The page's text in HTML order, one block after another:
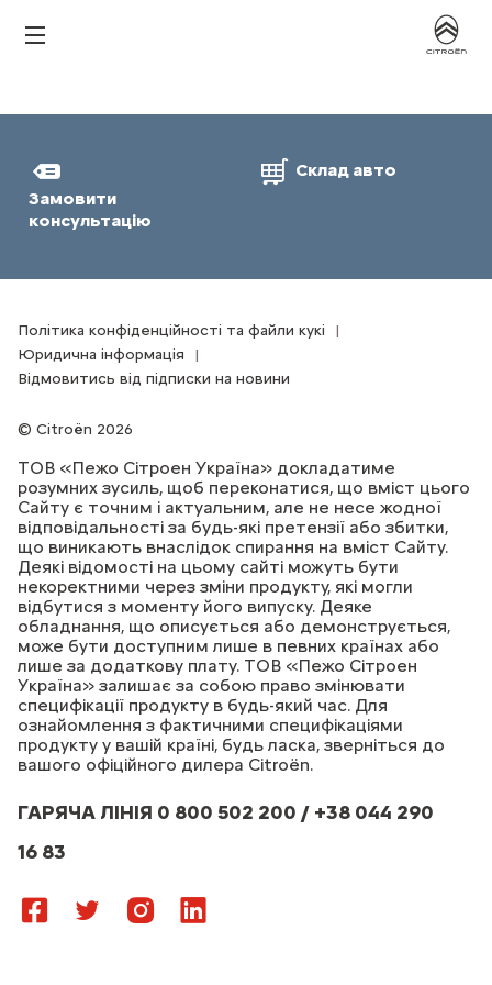
Замовити
консультацію
Склад авто
ГАРЯЧА ЛІНІЯ 0 800 502 200 / +38 044 290
16 83
Citroën 2026
Політика конфіденційності та файли кукі
Юридична інформація
Відмовитись від підписки на новини
ТОВ «Пежо Сітроен Україна» докладатиме
розумних зусиль, щоб переконатися, що вміст цього
Сайту є точним і актуальним, але не несе жодної
відповідальності за будь-які претензії або збитки,
що виникають внаслідок спирання на вміст Сайту.
Деякі відомості на цьому сайті можуть бути
некоректними через зміни продукту, які могли
відбутися з моменту його випуску. Деяке
обладнання, що описується або демонструється,
може бути доступним лише в певних країнах або
лише за додаткову плату. ТОВ «Пежо Сітроен
Україна» залишає за собою право змінювати
специфікації продукту в будь-який час. Для
ознайомлення з фактичними специфікаціями
продукту у вашій країні, будь ласка, зверніться до
вашого офіційного дилера Citroёn.